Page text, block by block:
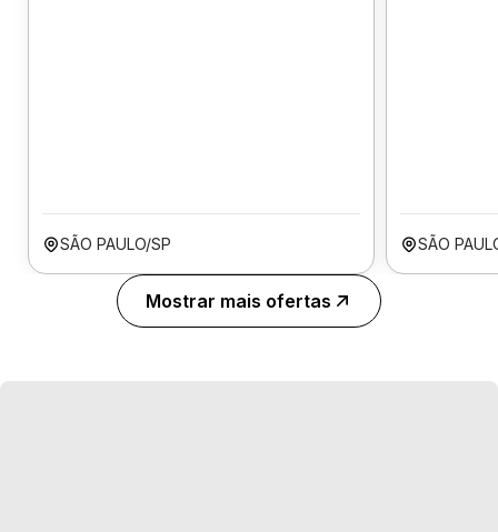
SÃO PAULO/SP SÃO
Mostrar mais ofertas